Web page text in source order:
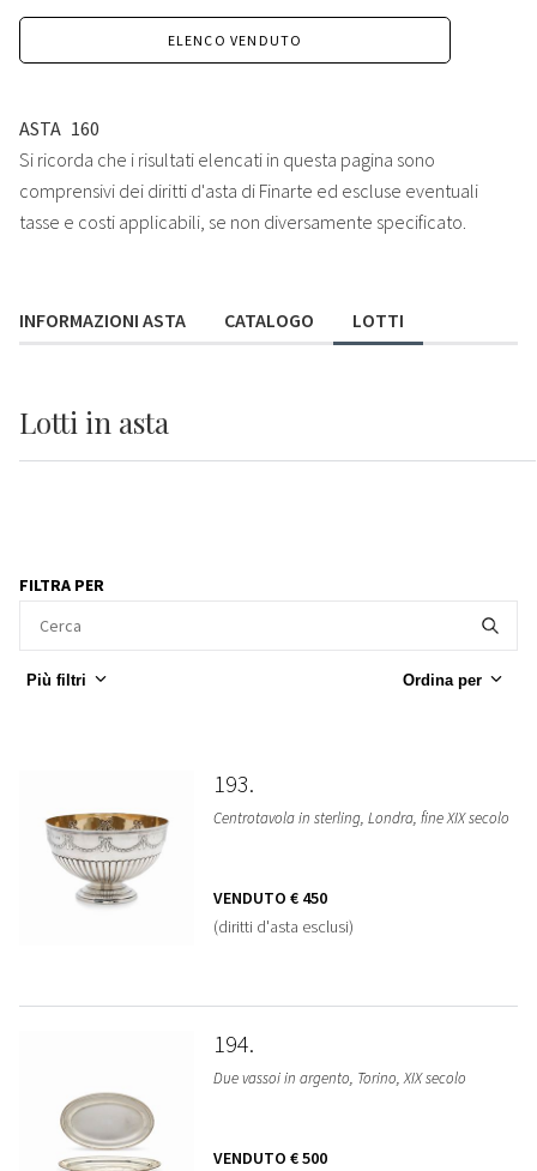
ELENCO VENDUTO
ASTA 160
Si ricorda che i risultati elencati in questa pagina sono
comprensivi dei diritti d'asta di Finarte ed escluse eventuali
tasse e costi applicabili, se non diversamente specificato.
INFORMAZIONI ASTA CATALOGO LOTTI
Lotti in asta
FILTRA PER
Più filtri Ordina per
193
Centrotavola in sterling, Londra, fine XIX secolo
VENDUTO € 450
(diritti d'asta esclusi)
194
Due vassoi in argento, Torino, XIX secolo
VENDUTO € 500